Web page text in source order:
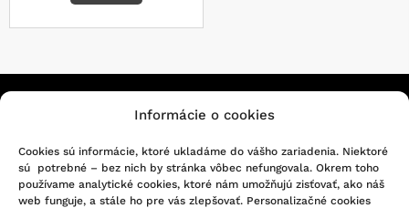
Informácie o cookies
Cookies sú informácie, ktoré ukladáme do vášho zariadenia. Niektoré
sú potrebné – bez nich by stránka vôbec nefungovala. Okrem toho
používame analytické cookies, ktoré nám umožňujú zisťovať, ako náš
web funguje, a stále ho pre vás zlepšovať. Personalizačné cookies
Sledujte nás na Facebooku
Infolinka/Predajňa:
051 - 748 29 45